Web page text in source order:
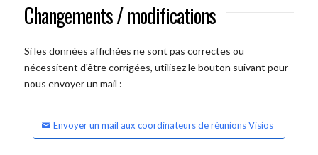
Changements / modifications
Si les données affichées ne sont pas correctes ou
nécessitent d'être corrigées, utilisez le bouton suivant pour
nous envoyer un mail :
Envoyer un mail aux coordinateurs de réunions Visios